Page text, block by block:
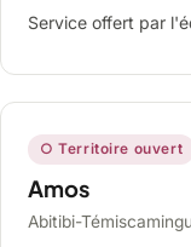
Service offert par
○ Territoire ouvert
Amos
Abitibi-